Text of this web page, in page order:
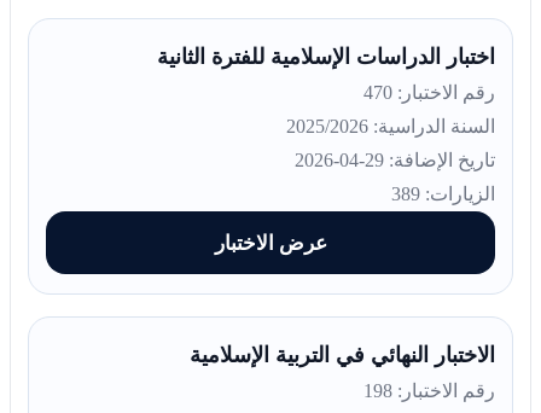
اختبار الدراسات الإسلامية للفترة الثانية
رقم الاختبار: 470
السنة الدراسية: 2025/2026
تاريخ الإضافة: 29-04-2026
الزيارات: 389
عرض الاختبار
الاختبار النهائي في التربية الإسلامية
رقم الاختبار: 198